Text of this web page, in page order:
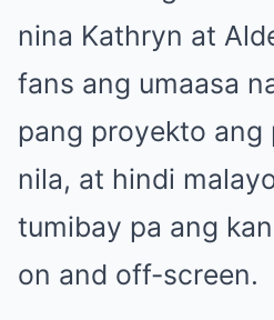
nina Kathryn at
fans ang umaasa
pang proyekto ang
nila, at hindi
tumibay pa ang
on and off-screen.